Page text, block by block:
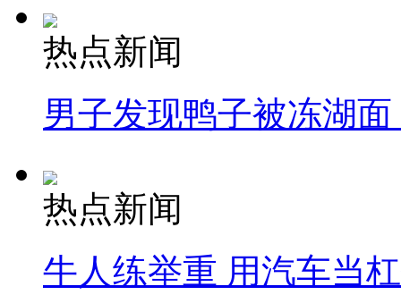
热点新闻
男子发现鸭子被冻湖
热点新闻
牛人练举重 用汽车当